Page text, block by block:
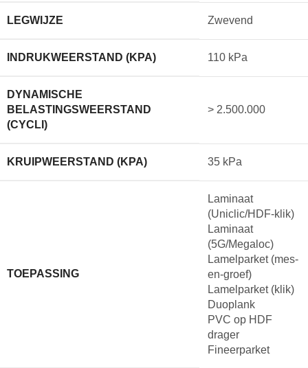
LEGWIJZE Zwevend
INDRUKWEERSTAND (KPA) 110 kPa
DYNAMISCHE
BELASTINGSWEERSTAND
(CYCLI)
> 2.500.000
KRUIPWEERSTAND (KPA) 35 kPa
TOEPASSING
Laminaat
(Uniclic/HDF-klik)
Laminaat
(5G/Megaloc)
Lamelparket (mes-
en-groef)
Lamelparket (klik)
Duoplank
PVC op HDF
drager
Fineerparket